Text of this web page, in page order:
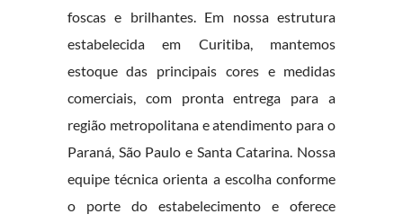
foscas e brilhantes. Em nossa estrutura
estabelecida em Curitiba, mantemos
estoque das principais cores e medidas
comerciais, com pronta entrega para a
região metropolitana e atendimento para o
Paraná, São Paulo e Santa Catarina. Nossa
equipe técnica orienta a escolha conforme
o porte do estabelecimento e oferece